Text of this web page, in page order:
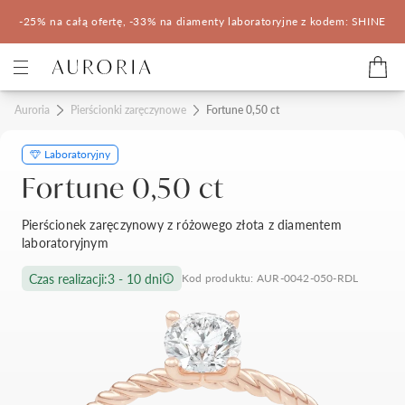
-25% na całą ofertę, -33% na diamenty laboratoryjne z kodem: SHINE
Kategorie
Pierścionki zaręczynowe
Pomocne
Salony Auroria
Salon Auroria Arkadia
Korzyści z zakupu
Auroria Pierścionki zaręczynowe Fortune 0,50 ct
Laboratoryjny
Fortune 0,50 ct
Pierścionek zaręczynowy z różowego złota z diamentem
laboratoryjnym
Czas realizacji:3 - 10 dni Kod produktu: AUR-0042-050-RDL